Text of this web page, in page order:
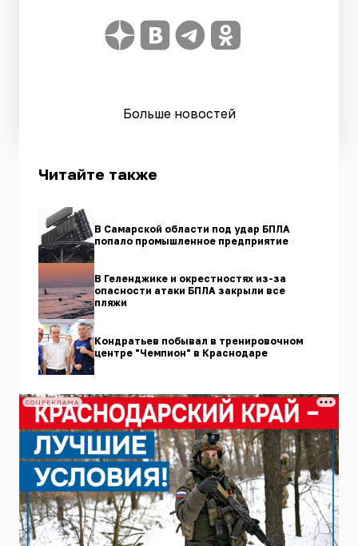
Больше новостей
Читайте также
В Самарской области под удар БПЛА
попало промышленное предприятие
В Геленджике и окрестностях из-за
опасности атаки БПЛА закрыли все
пляжи
Кондратьев побывал в тренировочном
центре "Чемпион" в Краснодаре
СОЦРЕКЛАМА